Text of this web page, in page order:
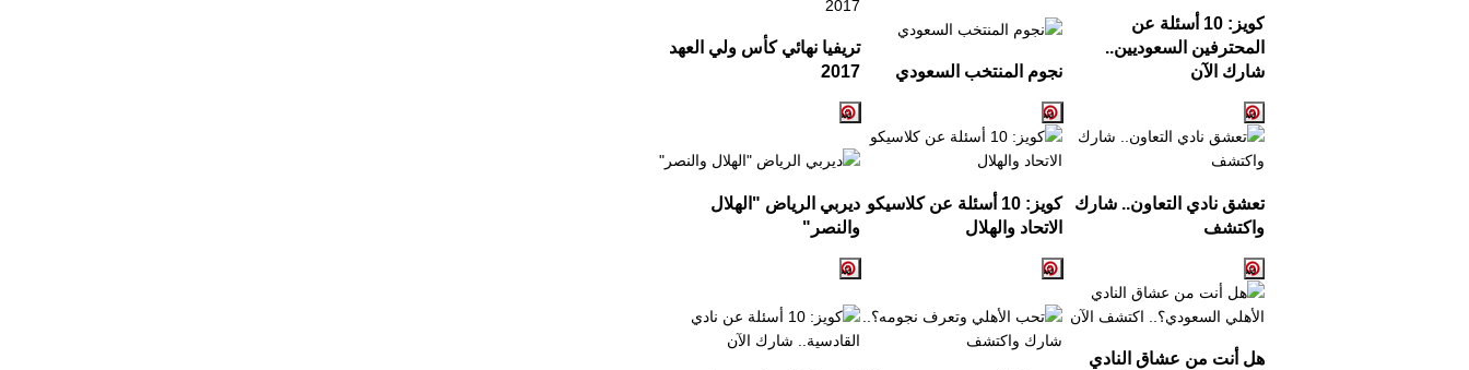
كويز: 10 أسئلة عن
المحترفين السعوديين..
شارك الآن
نجوم المنتخب السعودي
تريفيا نهائي كأس ولي العهد
2017
تعشق نادي التعاون.. شارك
واكتشف
كويز: 10 أسئلة عن كلاسيكو
الاتحاد والهلال
ديربي الرياض "الهلال
والنصر"
هل أنت من عشاق النادي